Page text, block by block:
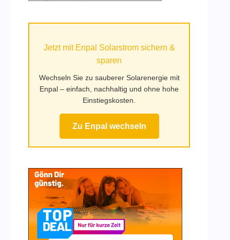
Jetzt mit Enpal Solarstrom sichern &
sparen
Wechseln Sie zu sauberer Solarenergie mit
Enpal – einfach, nachhaltig und ohne hohe
Einstiegskosten.
Zu Enpal wechseln